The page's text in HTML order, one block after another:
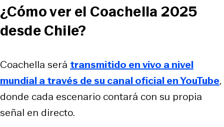
¿Cómo ver el Coachella 2025
desde Chile?
Coachella será transmitido en vivo a nivel
mundial a través de su canal oficial en YouTube,
donde cada escenario contará con su propia
señal en directo.